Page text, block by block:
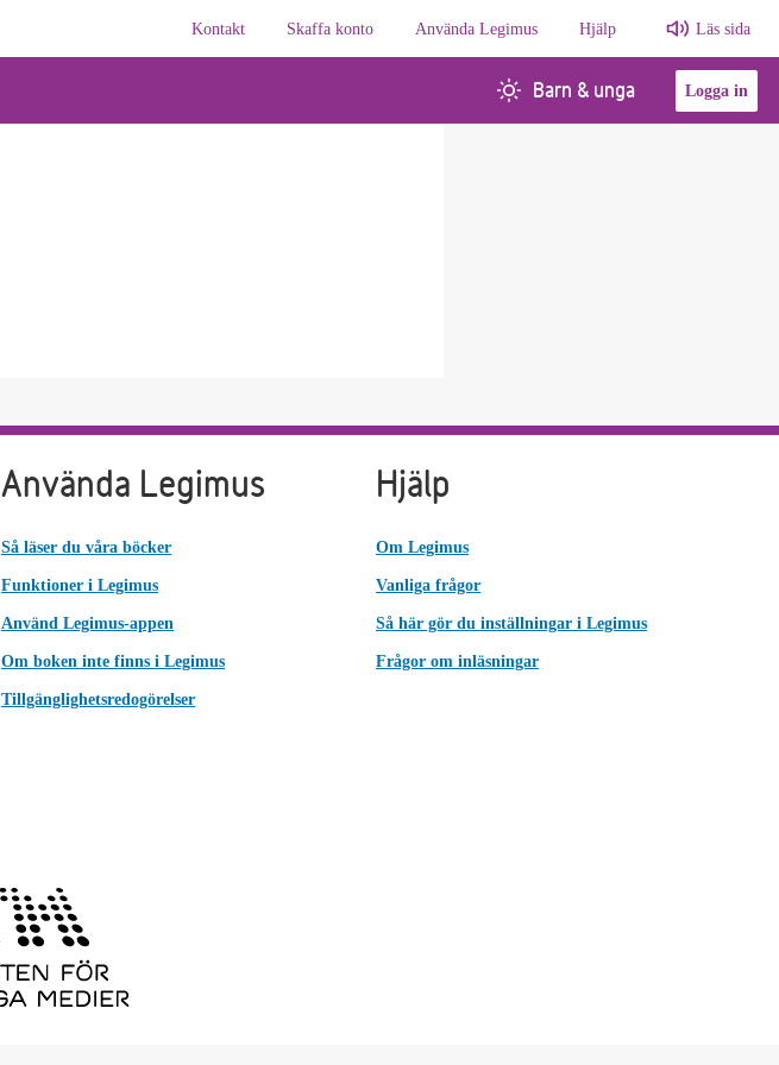
Kontakt
Skaffa konto Använda Legimus Hjälp Läs sida
Barn & unga Logga in
Använda Legimus
Så läser du våra böcker
Funktioner i Legimus
Använd Legimus-appen
Om boken inte finns i Legimus
Tillgänglighetsredogörelser
Hjälp
Om Legimus
Vanliga frågor
Så här gör du inställningar i Legimus
Frågor om inläsningar